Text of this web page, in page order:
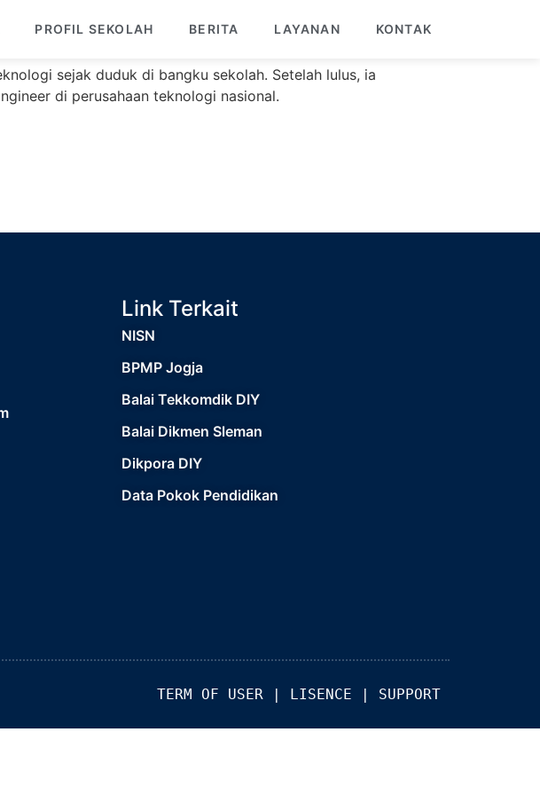
PROFIL SEKOLAH BERITA LAYANAN KONTAK
sejak duduk di bangku sekolah. Setelah lulus, ia
di perusahaan teknologi nasional.
Link Terkait
NISN
BPMP Jogja
Balai Tekkomdik DIY
Balai Dikmen Sleman
Dikpora DIY
Data Pokok Pendidikan
TERM OF USER | LISENCE | SUPPORT